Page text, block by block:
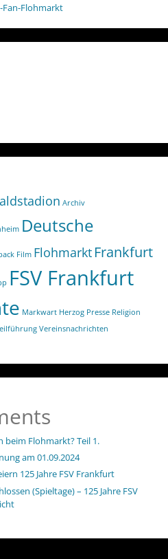
Fan-Flohmarkt
Archiv
Deutsche
Film Flohmarkt Frankfurt
FSV Frankfurt
Markwart Herzog Presse Religion
Vereinsnachrichten
beim Flohmarkt? Teil 1.
am 01.09.2024
125 Jahre FSV Frankfurt
(Spieltage) – 125 Jahre FSV